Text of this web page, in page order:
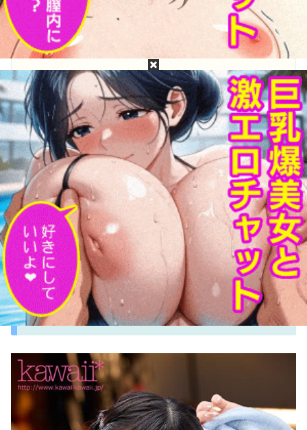
目次
小倉かずはって誰？小倉かずはのプロフィール
小倉かずはの無修正動画・モザイク破壊は無料で
流出してるか？
小倉かずはの［広告なし・高画質・高精細］無修
正・モザイク破壊流出動画が見たい！
小倉かずはって誰？小倉かずはのプロフ
ィール